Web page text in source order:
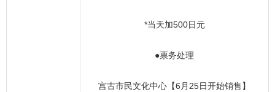
*当天加500日元
●票务处理
宫古市民文化中心【6月25日开始销售】